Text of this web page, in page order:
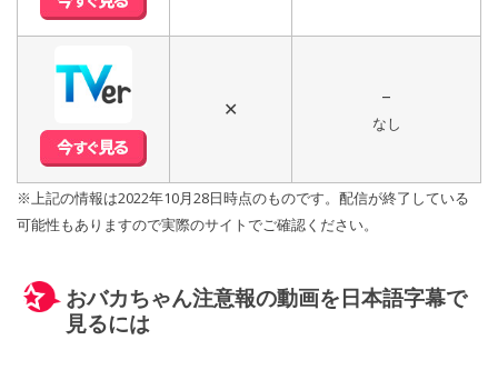
✕
–
なし
※上記の情報は2022年10月28日時点のものです。配信が終了している
可能性もありますので実際のサイトでご確認ください。
おバカちゃん注意報の動画を日本語字幕で
見るには